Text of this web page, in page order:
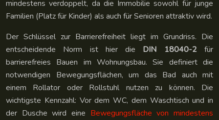
mindestens verdoppelt, da die Immobilie sowohl für junge
Familien (Platz für Kinder) als auch für Senioren attraktiv wird.
Der Schlüssel zur Barrierefreiheit liegt im Grundriss. Die
entscheidende Norm ist hier die DIN 18040-2für
barrierefreies Bauen im Wohnungsbau. Sie definiert die
notwendigen Bewegungsflächen, um das Bad auch mit
einem Rollator oder Rollstuhl nutzen zu können. Die
wichtigste Kennzahl: Vor dem WC, dem Waschtisch und in
der Dusche wird eine Bewegungsfläche von mindestens